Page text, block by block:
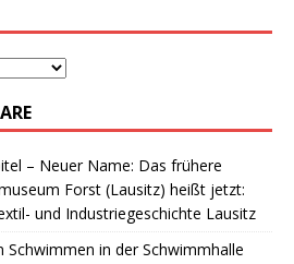
– Neuer Name: Das frühere
Forst (Lausitz) heißt jetzt:
und Industriegeschichte Lausitz
Schwimmen in der Schwimmhalle